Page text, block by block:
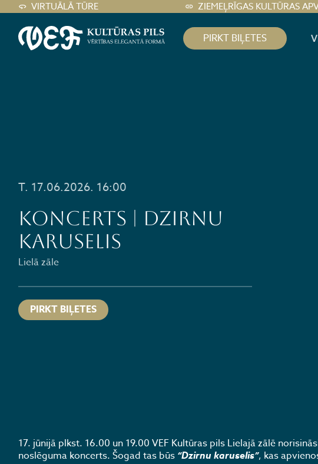
VIRTUĀLĀ TŪRE ZIEMEĻRĪGAS KULTŪRAS
PIRKT BIĻETES
T. 17.06.2026. 16:00
KONCERTS | DZIRNU
KARUSELIS
Lielā zāle
PIRKT BIĻETES
17. jūnijā plkst. 16.00 un 19.00 VEF Kultūras pils Lielajā zālē
noslēguma koncerts. Šogad tas būs “Dzirnu karuselis”, kas